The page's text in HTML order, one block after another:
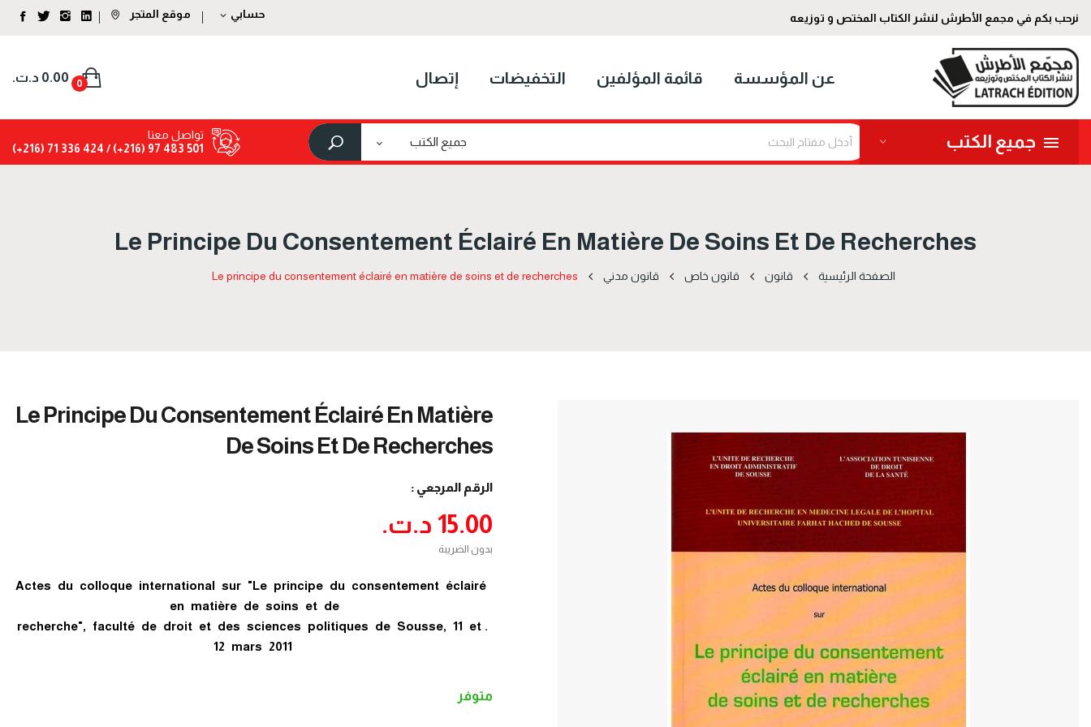
حسابي expand_more موقع المتجر نرحب بكم في مجمع الأطرش لنشر الكتاب المختص و توزيعه
عن المؤسسة قائمة المؤلفين التخفيضات إتصال 0 0.00 د.ت.‏
جميع الكتب
تواصل معنا
501 483 97 (216+) /
424 336 71 (216+)
Le Principe Du Consentement Éclairé En Matière De Soins Et De Recherches
الصفحة الرئيسية قانون قانون خاص قانون مدني Le principe du consentement éclairé en matière de soins et de recherches
Le Principe Du Consentement Éclairé En Matière
De Soins Et De Recherches
الرقم المرجعي :
15.00 د.ت.‏
بدون الضريبة
Actes du colloque international sur "Le principe du consentement éclairé
en matière de soins et de
.recherche", faculté de droit et des sciences politiques de Sousse, 11 et
12 mars 2011
متوفر